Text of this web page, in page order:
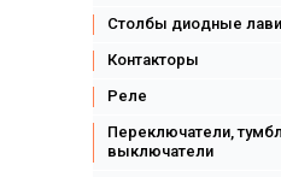
Столбы диодные
Контакторы
Реле
Переключатели,
выключатели